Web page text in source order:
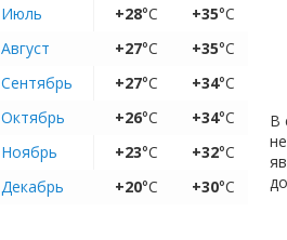
Июль
+28°C +35°C
Август
+27°C +35°C
Сентябрь
+27°C +34°C
Октябрь
+26°C +34°C
Ноябрь
+23°C +32°C
Декабрь
+20°C +30°C
В